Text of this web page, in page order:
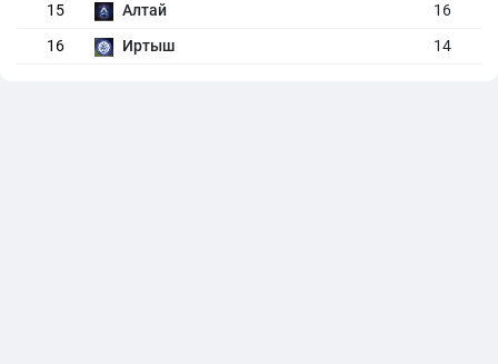
15
Алтай
16
16
Иртыш 14